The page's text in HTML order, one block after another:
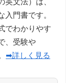
英文法）は、
門書です。
でわかりやす
、受験や
➡詳しく見る